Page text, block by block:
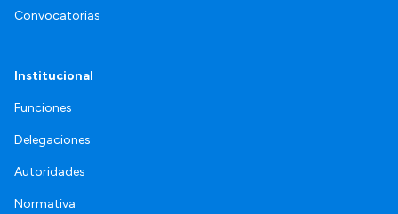
Convocatorias
Institucional
Funciones
Delegaciones
Autoridades
Normativa